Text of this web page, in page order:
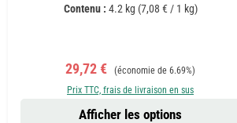
Contenu : 4.2 kg (7,08 € / 1 kg)
Prix de vente :
29,72 € Prix régulier :
(économie de 6.69%)
Prix TTC, frais de livraison en sus
Afficher les options